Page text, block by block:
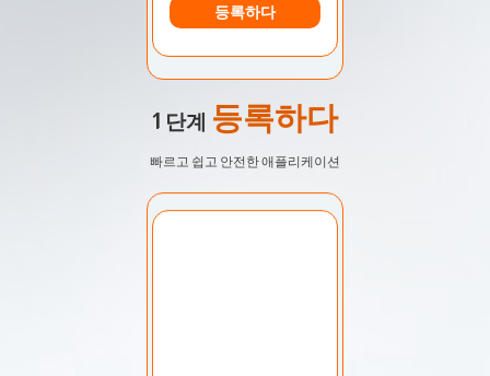
등록하다
1 단계 등록하다
빠르고 쉽고 안전한 애플리케이션